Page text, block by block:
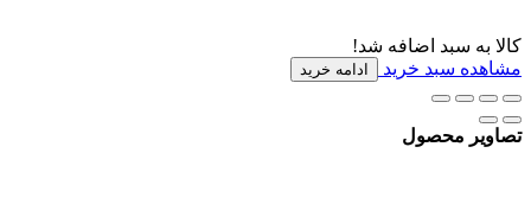
کالا به سبد اضافه شد!
مشاهده سبد خرید
ادامه خرید
تصاویر محصول